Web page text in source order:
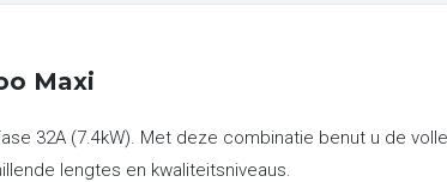
Maxi
32A (7.4kW). Met deze combinatie benut u de
lengtes en kwaliteitsniveaus.